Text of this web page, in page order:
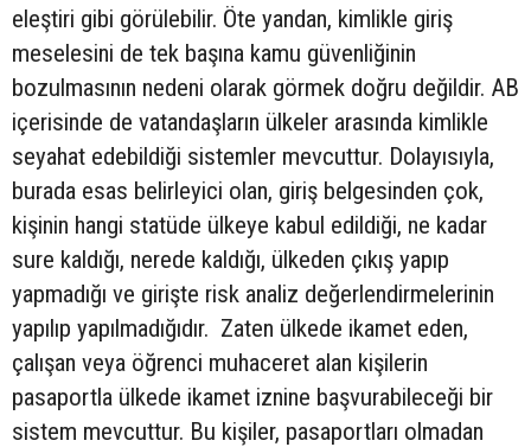
eleştiri gibi görülebilir. Öte yandan, kimlikle giriş
meselesini de tek başına kamu güvenliğinin
bozulmasının nedeni olarak görmek doğru değildir. AB
içerisinde de vatandaşların ülkeler arasında kimlikle
seyahat edebildiği sistemler mevcuttur. Dolayısıyla,
burada esas belirleyici olan, giriş belgesinden çok,
kişinin hangi statüde ülkeye kabul edildiği, ne kadar
sure kaldığı, nerede kaldığı, ülkeden çıkış yapıp
yapmadığı ve girişte risk analiz değerlendirmelerinin
yapılıp yapılmadığıdır. Zaten ülkede ikamet eden,
çalışan veya öğrenci muhaceret alan kişilerin
pasaportla ülkede ikamet iznine başvurabileceği bir
sistem mevcuttur. Bu kişiler, pasaportları olmadan